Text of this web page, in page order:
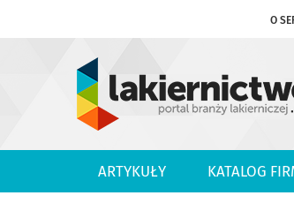
O
ARTYKUŁY KATALOG